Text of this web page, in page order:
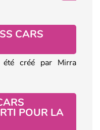
CARS
créé par Mirra
POUR LA